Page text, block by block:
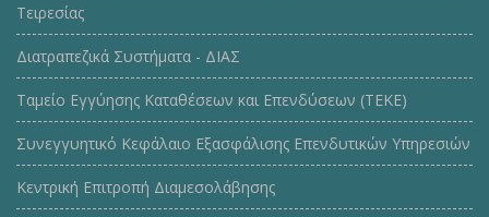
Τειρεσίας
Διατραπεζικά Συστήματα - ΔΙΑΣ
Ταμείο Εγγύησης Καταθέσεων και Επενδύσεων (ΤΕΚE)
Συνεγγυητικό Κεφάλαιο Εξασφάλισης Επενδυτικών Υπηρεσιών
Κεντρική Επιτροπή Διαμεσολάβησης